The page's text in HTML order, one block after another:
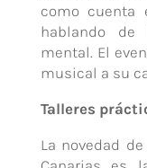
como cuenta
hablando
mental. El
musical a su
Talleres
La novedad